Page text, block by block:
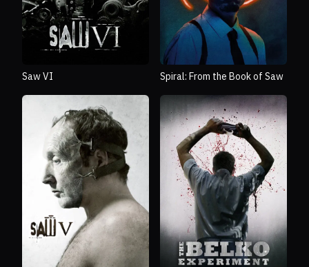
Saw VI Spiral: From the Book of Saw